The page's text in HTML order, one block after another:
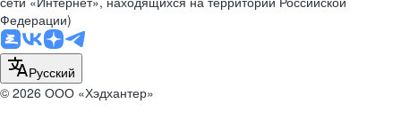
Федерации)
Русский
© 2026 ООО «Хэдхантер»